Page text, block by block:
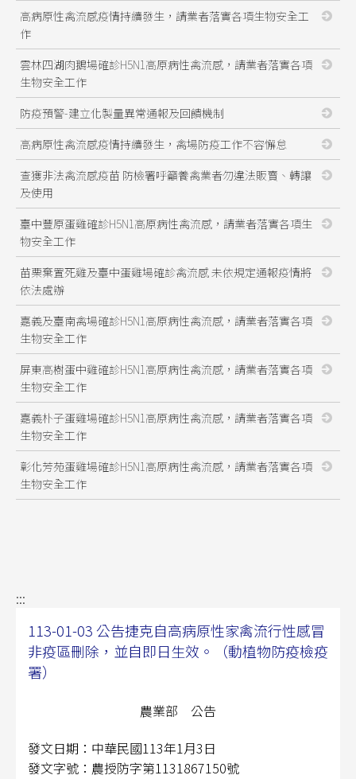
高病原性禽流感疫情持續發生，請業者落實各項生物安全工
作
雲林四湖肉鵝場確診H5N1高原病性禽流感，請業者落實各項
生物安全工作
防疫預警-建立化製量異常通報及回饋機制
高病原性禽流感疫情持續發生，禽場防疫工作不容懈怠
查獲非法禽流感疫苗 防檢署呼籲養禽業者勿違法販賣、轉讓
及使用
臺中豐原蛋雞確診H5N1高原病性禽流感，請業者落實各項生
物安全工作
苗栗棄置死雞及臺中蛋雞場確診禽流感 未依規定通報疫情將
依法處辦
嘉義及臺南禽場確診H5N1高原病性禽流感，請業者落實各項
生物安全工作
屏東高樹蛋中雞確診H5N1高原病性禽流感，請業者落實各項
生物安全工作
嘉義朴子蛋雞場確診H5N1高原病性禽流感，請業者落實各項
生物安全工作
彰化芳苑蛋雞場確診H5N1高原病性禽流感，請業者落實各項
生物安全工作
:::
113-01-03 公告捷克自高病原性家禽流行性感冒
非疫區刪除，並自即日生效。（動植物防疫檢疫
署）
農業部 公告
發文日期：中華民國113年1月3日
發文字號：農授防字第1131867150號